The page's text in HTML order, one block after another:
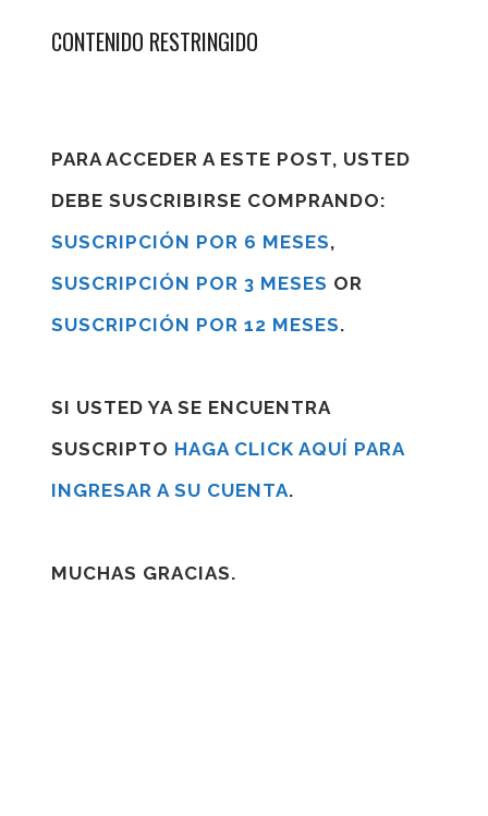
CONTENIDO RESTRINGIDO
PARA ACCEDER A ESTE POST, USTED
DEBE SUSCRIBIRSE COMPRANDO:
SUSCRIPCIÓN POR 6 MESES,
SUSCRIPCIÓN POR 3 MESES OR
SUSCRIPCIÓN POR 12 MESES.
SI USTED YA SE ENCUENTRA
SUSCRIPTO HAGA CLICK AQUÍ PARA
INGRESAR A SU CUENTA.
MUCHAS GRACIAS.